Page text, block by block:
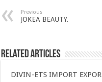
Previous
JOKEA BEAUTY.
Related Articles
DIVIN-ETS IMPORT